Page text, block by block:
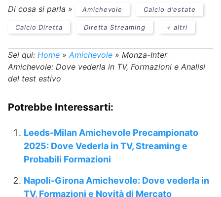
Di cosa si parla » Amichevole Calcio d'estate
Calcio Diretta Diretta Streaming + altri
Sei qui: Home » Amichevole » Monza-Inter
Amichevole: Dove vederla in TV, Formazioni e Analisi
del test estivo
Potrebbe Interessarti:
Leeds-Milan Amichevole Precampionato
2025: Dove Vederla in TV, Streaming e
Probabili Formazioni
Napoli-Girona Amichevole: Dove vederla in
TV, Formazioni e Novità di Mercato